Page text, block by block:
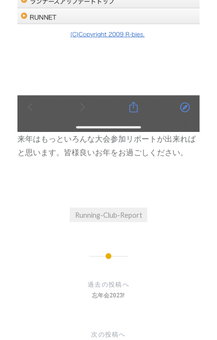
来年はもっといろんな大会参加リポートが出来れば
と思います。皆様良いお年をお過ごしください。
Running-Club-Report
過去の投稿へ
忘年会2023!
次の投稿へ